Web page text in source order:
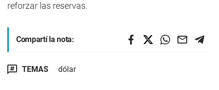
reforzar las reservas.
Compartí la nota:
TEMAS dólar